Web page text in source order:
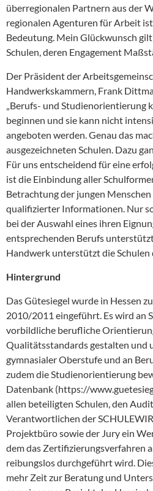
überregionalen Partnern aus der
regionalen Agenturen für Arbeit
Bedeutung. Mein Glückwunsch
Schulen, deren Engagement
Der Präsident der
Handwerkskammern, Frank
„Berufs- und Studienorientierung
beginnen und sie kann nicht
angeboten werden. Genau das
ausgezeichneten Schulen. Dazu
Für uns entscheidend für eine
ist die Einbindung aller
Betrachtung der jungen
qualifizierter Informationen. Nur
bei der Auswahl eines ihren
entsprechenden Berufs
Handwerk unterstützt die Schulen
Hintergrund
Das Gütesiegel wurde in Hessen
2010/2011 eingeführt. Es wird an
vorbildliche berufliche
Qualitätsstandards gestalten und
gymnasialer Oberstufe und an
zudem die Studienorientierung
Datenbank (https://
allen beteiligten Schulen, den
Verantwortlichen der
Projektbüro sowie der Jury ein
dem das Zertifizierungsverfahren
reibungslos durchgeführt wird.
mehr Zeit zur Beratung und